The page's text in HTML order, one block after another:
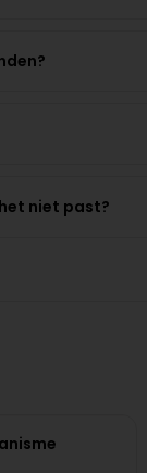
niet past?